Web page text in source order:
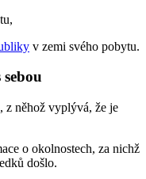
v zemi svého pobytu.
z něhož vyplývá, že je
o okolnostech, za nichž
došlo.